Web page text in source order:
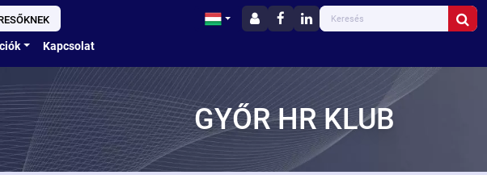
Kapcsolat
GYŐR HR KLUB